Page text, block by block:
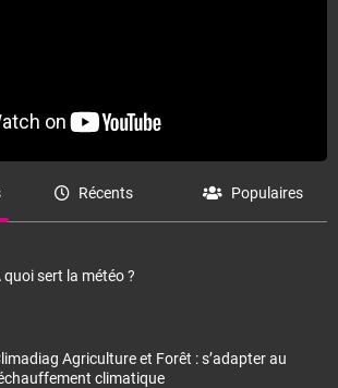
Récents Populaires
quoi sert la météo ?
Agriculture et Forêt : s’adapter au
climatique